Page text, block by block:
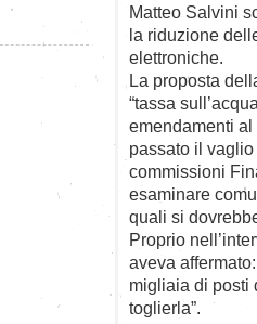
Matteo Salvini
la riduzione
elettroniche.
La proposta
“tassa
emendamenti
passato il
commissioni
esaminare
quali si
Proprio
aveva
migliaia di posti
toglierla”.